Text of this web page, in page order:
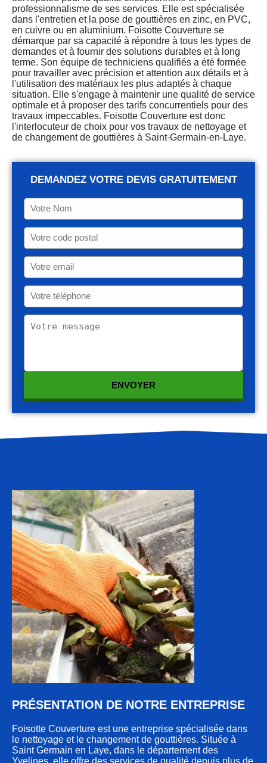
professionnalisme de ses services. Elle est spécialisée
dans l'entretien et la pose de gouttières en zinc, en PVC,
en cuivre ou en aluminium. Foisotte Couverture se
démarque par sa capacité à répondre à tous les types de
demandes et à fournir des solutions durables et à long
terme. Son équipe de techniciens qualifiés a été formée
pour travailler avec précision et attention aux détails et à
l'utilisation des matériaux les plus adaptés à chaque
situation. Elle s'engage à maintenir une qualité de service
optimale et à proposer des tarifs concurrentiels pour des
travaux impeccables. Foisotte Couverture est donc
l'interlocuteur de choix pour vos travaux de nettoyage et
de changement de gouttières à Saint-Germain-en-Laye.
DEMANDEZ VOTRE DEVIS GRATUITEMENT
PRÉSENTATION DE NOTRE ENTREPRISE
Foisotte Couverture est une entreprise spécialisée dans
le nettoyage et le changement de gouttières. Située à
Saint Germain en Laye, dans le département des
Yvelines, elle offre des services de qualité depuis plus de